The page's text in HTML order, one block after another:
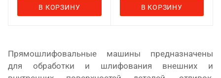
В КОРЗИНУ В КОРЗИНУ
Прямошлифовальные машины предназначены
для обработки и шлифования внешних и